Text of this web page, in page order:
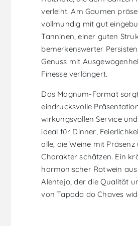
verleiht. Am Gaumen
vollmundig mit gut
Tanninen, einer guten
bemerkenswerter
Genuss mit
Finesse verlängert.
Das Magnum-Format
eindrucksvolle
wirkungsvollen Service
ideal für Dinner,
alle, die Weine mit Präsenz
Charakter schätzen. Ein
harmonischer Rotwein
Alentejo, der die Qualität
von Tapada do Chaves